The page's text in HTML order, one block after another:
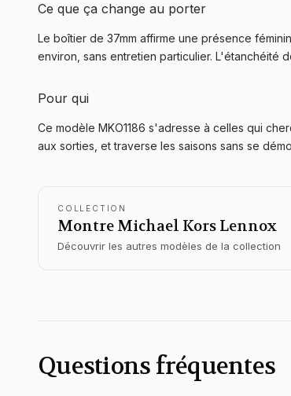
Ce que ça change au porter
Le boîtier de 37mm affirme une présence
environ, sans entretien particulier. L'étanchéité
Pour qui
Ce modèle MKO1186 s'adresse à celles qui
aux sorties, et traverse les saisons sans se
COLLECTION
Montre Michael Kors Lennox
Découvrir les autres modèles de la collection
Questions fréquentes